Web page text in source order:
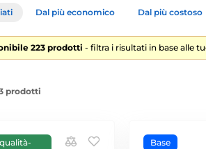
Dal più economico Dal più costoso
223 prodotti - filtra i risultati in base alle
prodotti
Base